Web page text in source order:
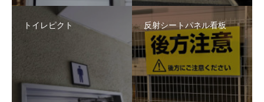
トイレピクト 反射シートパネル看板